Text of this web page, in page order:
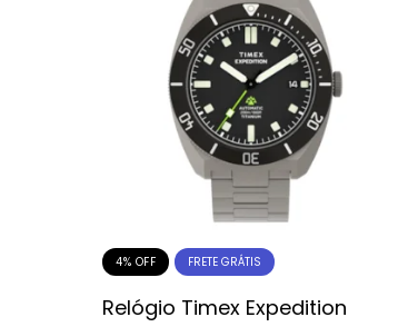
4% OFF FRETE GRÁTIS
Relógio Timex Expedition